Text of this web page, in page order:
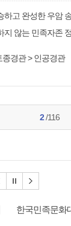
하고 완성한 우암
지 않는 민족자존
종경관 > 인공경관
2/116
한국민족문화